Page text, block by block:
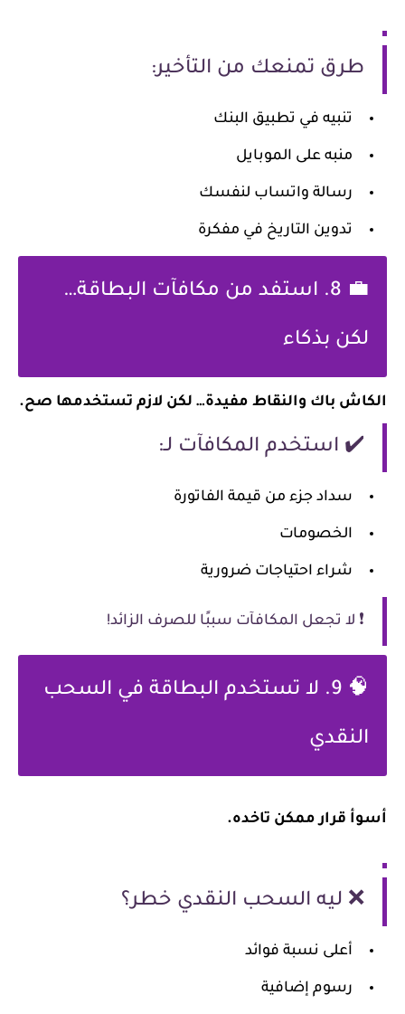
طرق تمنعك من التأخير:
تنبيه في تطبيق البنك
منبه على الموبايل
رسالة واتساب لنفسك
تدوين التاريخ في مفكرة
💼 8. استفد من مكافآت البطاقة…
لكن بذكاء
الكاش باك والنقاط مفيدة… لكن لازم تستخدمها صح.
✔️ استخدم المكافآت لـ:
سداد جزء من قيمة الفاتورة
الخصومات
شراء احتياجات ضرورية
❗ لا تجعل المكافآت سببًا للصرف الزائد!
🧠 9. لا تستخدم البطاقة في السحب
النقدي
أسوأ قرار ممكن تاخده.
❌ ليه السحب النقدي خطر؟
أعلى نسبة فوائد
رسوم إضافية